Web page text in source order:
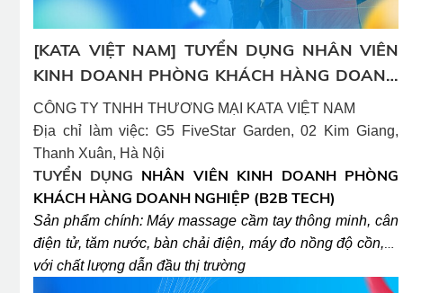
[KATA VIỆT NAM] TUYỂN DỤNG NHÂN VIÊN
KINH DOANH PHÒNG KHÁCH HÀNG DOANH
NGHIỆP
CÔNG TY TNHH THƯƠNG MẠI KATA VIỆT NAM
Địa chỉ làm việc: G5 FiveStar Garden, 02 Kim Giang,
Thanh Xuân, Hà Nội
TUYỂN DỤNG NHÂN VIÊN KINH DOANH PHÒNG
KHÁCH HÀNG DOANH NGHIỆP (B2B TECH)
Sản phẩm chính: Máy massage cầm tay thông minh, cân
điện tử, tăm nước, bàn chải điện, máy đo nồng độ cồn,…
với chất lượng dẫn đầu thị trường